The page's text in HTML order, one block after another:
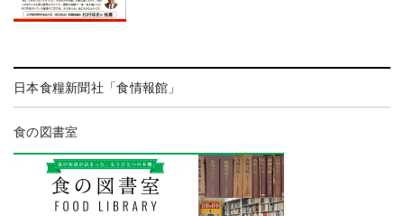
日本食糧新聞社「食情報館」
食の図書室